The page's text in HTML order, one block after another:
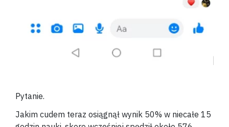
Pytanie.
Jakim cudem teraz osiągnął wynik 50% w niecałe 15